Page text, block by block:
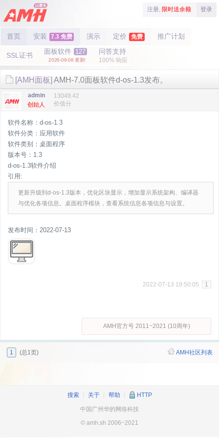
注册, 限时送余额 登录
首页 安装 7.3 免费 演示 定价 免费 推广计划
SSL证书 面板软件 127
2026-08-08 更新!
问答支持
100% 响应
[AMH面板] AMH-7.0面板软件d-os-1.3发布。
admin
创始人
13049.42
价值分
软件名称：d-os-1.3
软件分类：应用软件
软件类别：桌面程序
版本号：1.3
d-os-1.3软件介绍
引用:
更新升级到d-os-1.3版本，优化区块显示，增加显示系统架构、编译器
与优化各项信息。桌面程序模块，查看系统信息各项信息与设置。
发布时间：2022-07-13
2022-07-13 19:50:05 1
AMH官方号 2011~2021 (10周年)
1 (总1页) AMH社区列表
搜索┊ 关于┊ 帮助 HTTP
中国广州华的网络科技
© amh.sh 2006~2021